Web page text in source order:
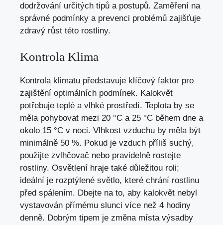
dodržování určitých tipů a postupů. Zaměření na
správné podmínky a prevenci problémů zajišťuje
zdravý růst této rostliny.
Kontrola Klima
Kontrola klimatu představuje klíčový faktor pro
zajištění optimálních podmínek. Kalokvět
potřebuje teplé a vlhké prostředí. Teplota by se
měla pohybovat mezi 20 °C a 25 °C během dne a
okolo 15 °C v noci. Vlhkost vzduchu by měla být
minimálně 50 %. Pokud je vzduch příliš suchý,
použijte zvlhčovač nebo pravidelně rostejte
rostliny. Osvětlení hraje také důležitou roli;
ideální je rozptýlené světlo, které chrání rostlinu
před spálením. Dbejte na to, aby kalokvět nebyl
vystavován přímému slunci více než 4 hodiny
denně. Dobrým tipem je změna místa výsadby